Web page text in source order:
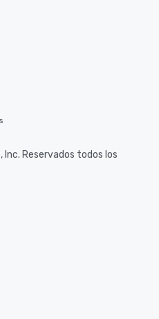
Reservados todos los